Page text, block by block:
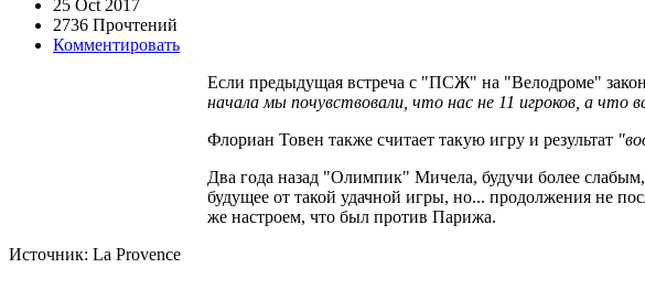
25 Oct 2017
2736 Прочтений
Комментировать
Если предыдущая встреча с "ПСЖ" на "Велодроме"
начала мы почувствовали, что нас не 11 игроков, а что
Флориан Товен также считает такую игру и результат
Два года назад "Олимпик" Мичела, будучи более
будущее от такой удачной игры, но... продолжения не
же настроем, что был против Парижа.
Источник: La Provence